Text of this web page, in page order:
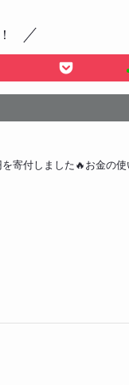
を寄付しました🔥お金の